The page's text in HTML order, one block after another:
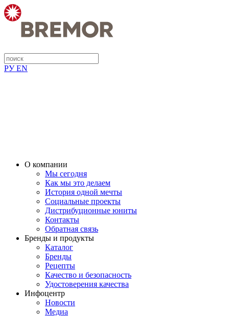
РУ EN
О компании
Мы сегодня
Как мы это делаем
История одной мечты
Социальные проекты
Дистрибуционные юниты
Контакты
Обратная связь
Бренды и продукты
Каталог
Бренды
Рецепты
Качество и безопасность
Удостоверения качества
Инфоцентр
Новости
Медиа